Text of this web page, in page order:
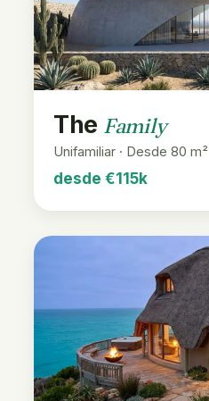
The Family
Unifamiliar · Desde 80 m²
desde €115k